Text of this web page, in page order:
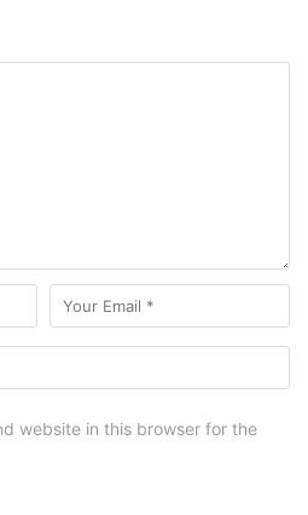
website in this browser for the